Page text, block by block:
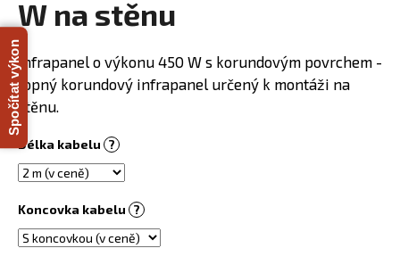
W na stěnu
Infrapanel o výkonu 450 W s korundovým povrchem -
topný korundový infrapanel určený k montáži na
stěnu.
Délka kabelu ?
Koncovka kabelu ?
M
a
j
í
t
?
HLEDAT
Spočítat výkon